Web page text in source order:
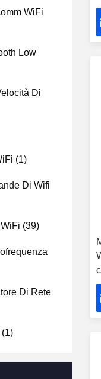
WiFi
Low
Di
(1)
Di Wifi
(39)
Di Rete
(1)